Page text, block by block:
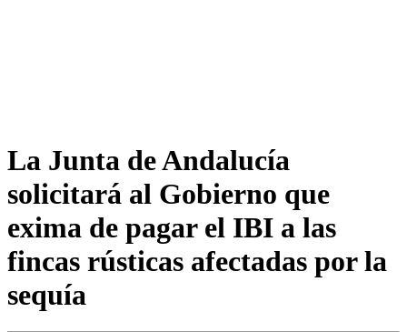
La Junta de Andalucía
solicitará al Gobierno que
exima de pagar el IBI a las
fincas rústicas afectadas por la
sequía